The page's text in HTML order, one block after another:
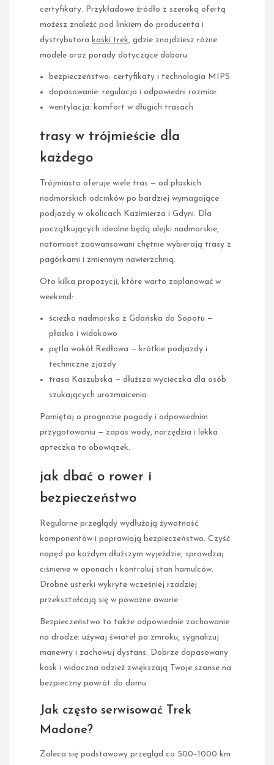
certyfikaty. Przykładowe źródło z szeroką ofertą
możesz znaleźć pod linkiem do producenta i
dystrybutora kaski trek, gdzie znajdziesz różne
modele oraz porady dotyczące doboru.
bezpieczeństwo: certyfikaty i technologia MIPS
dopasowanie: regulacja i odpowiedni rozmiar
wentylacja: komfort w długich trasach
trasy w trójmieście dla
każdego
Trójmiasto oferuje wiele tras — od płaskich
nadmorskich odcinków po bardziej wymagające
podjazdy w okolicach Kazimierza i Gdyni. Dla
początkujących idealne będą alejki nadmorskie,
natomiast zaawansowani chętnie wybierają trasy z
pagórkami i zmiennym nawierzchnią.
Oto kilka propozycji, które warto zaplanować w
weekend:
ścieżka nadmorska z Gdańska do Sopotu —
płasko i widokowo
pętla wokół Redłowa — krótkie podjazdy i
techniczne zjazdy
trasa Kaszubska — dłuższa wycieczka dla osób
szukających urozmaicenia
Pamiętaj o prognozie pogody i odpowiednim
przygotowaniu — zapas wody, narzędzia i lekka
apteczka to obowiązek.
jak dbać o rower i
bezpieczeństwo
Regularne przeglądy wydłużają żywotność
komponentów i poprawiają bezpieczeństwo. Czyść
napęd po każdym dłuższym wyjeździe, sprawdzaj
ciśnienie w oponach i kontroluj stan hamulców.
Drobne usterki wykryte wcześniej rzadziej
przekształcają się w poważne awarie.
Bezpieczeństwo to także odpowiednie zachowanie
na drodze: używaj świateł po zmroku, sygnalizuj
manewry i zachowuj dystans. Dobrze dopasowany
kask i widoczna odzież zwiększają Twoje szanse na
bezpieczny powrót do domu.
Jak często serwisować Trek
Madone?
Zaleca się podstawowy przegląd co 500–1000 km